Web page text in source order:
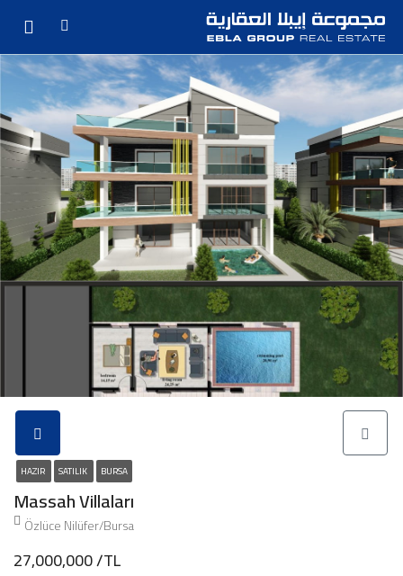
HAZIR SATILIK BURSA
Massah Villaları
Özlüce Nilüfer/Bursa
27,000,000 /TL